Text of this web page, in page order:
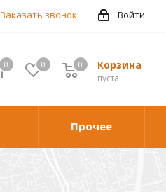
Войти
Заказать звонок
0 0 Корзина
0
пуста
0
Прочее